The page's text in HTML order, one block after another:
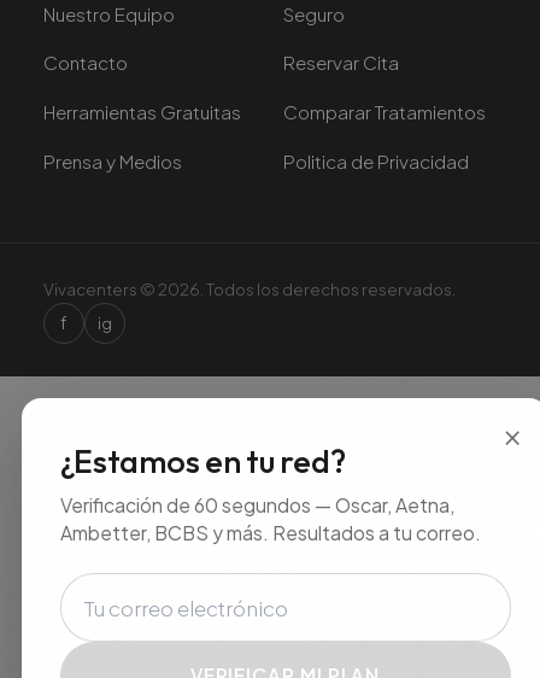
Nuestro Equipo Seguro
Contacto Reservar Cita
Herramientas Gratuitas Comparar Tratamientos
Prensa y Medios Politica de Privacidad
Vivacenters © 2026. Todos los derechos reservados.
f ig
×
¿Estamos en tu red?
Verificación de 60 segundos — Oscar, Aetna,
Ambetter, BCBS y más. Resultados a tu correo.
Correo electrónico